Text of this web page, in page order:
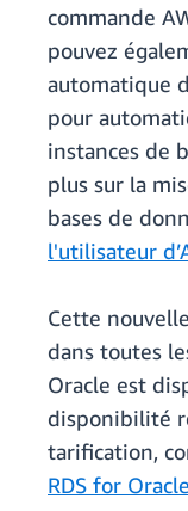
commande
pouvez
automatique
pour
instances de
plus sur la
bases de
l'utilisateur
Cette
dans toutes
Oracle est
disponibilité
tarification,
RDS for Oracle